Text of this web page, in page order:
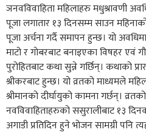
ञनवविवाहिता महिलाहरु मधुश्रावणी
पूजा लगातार १३ दिनसम्म साउन
पूजा अर्चना गर्दै समापन हुन्छ। यो
माटो र गोबरबाट बनाइएका विषहर एवं
पुरोहितबाट कथा सुन्ने गर्छिन्। कथाको
श्रीकरबाट हुन्छ। यो व्रतको माध्यमले
श्रीमानको दीर्घायुको कामना गर्छन्।
नवविवाहिताहरुको ससुरालीबाट १३
अगाडी प्रतिदिन हुने भोजन सामग्री पनि